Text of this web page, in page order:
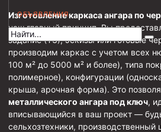
ОБЪЯВЛЕНИЯ
Муфта НКВ 60
Муфта НКТ 60
Муфта НКВ 89
Муфта НКТ 48
Муфта НКТ 33
Обсадные трубы и муфты к ним
Изготовление каркаса ангара по
наш главный принцип. Вы
задание (ТЗ), эскизы или готовые
производим каркас с учетом всех
100 м² до 5000 м² и более), типа
полимерное), конфигурации
крыша, арочная форма). Это
металлического ангара под ключ,
вписывающийся в ваш проект —
сельхозтехники, производственный